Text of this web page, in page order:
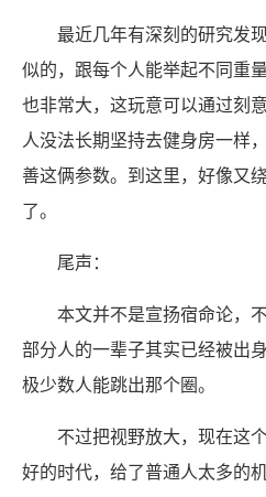
最近几年有深刻的研究发
似的，跟每个人能举起不同重
也非常大，这玩意可以通过刻
人没法长期坚持去健身房一样
善这俩参数。到这里，好像又
了。
尾声：
本文并不是宣扬宿命论，
部分人的一辈子其实已经被出
极少数人能跳出那个圈。
不过把视野放大，现在这
好的时代，给了普通人太多的